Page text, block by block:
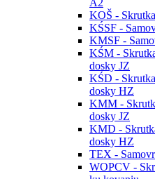
A2
KOŠ -
KŚSF -
KMSF -
KŚM -
dosky JZ
KŚD -
dosky HZ
KMM -
dosky JZ
KMD -
dosky HZ
TEX -
WOPCV -